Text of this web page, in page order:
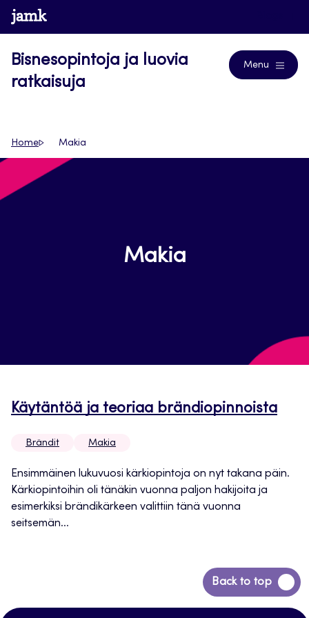
Siirry
suoraan
www.jamk.fi
Bisnesopintoja ja luovia
ratkaisuja
Menu
Home Makia
Makia
Käytäntöä ja teoriaa brändiopinnoista
Brändit Makia
Ensimmäinen lukuvuosi kärkiopintoja on nyt takana päin.
Kärkiopintoihin oli tänäkin vuonna paljon hakijoita ja
esimerkiksi brändikärkeen valittiin tänä vuonna
seitsemän...
Back to top
Siirry
takaisin